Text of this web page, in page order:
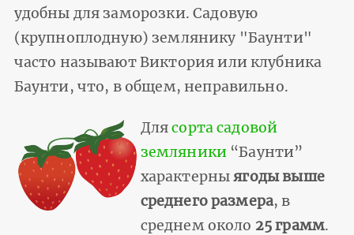
удобны для заморозки. Садовую
(крупноплодную) землянику "Баунти"
часто называют Виктория или клубника
Баунти, что, в общем, неправильно.
Длясорта садовой
земляники “Баунти”
характерныягоды выше
среднего размера, в
среднем около 25 грамм.